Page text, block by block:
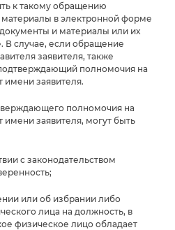
к такому обращению
в электронной форме
и материалы или их
В случае, если обращение
заявителя, также
полномочия на
имени заявителя.
полномочия на
имени заявителя, могут быть
с законодательством
или об избрании либо
лица на должность, в
физическое лицо обладает